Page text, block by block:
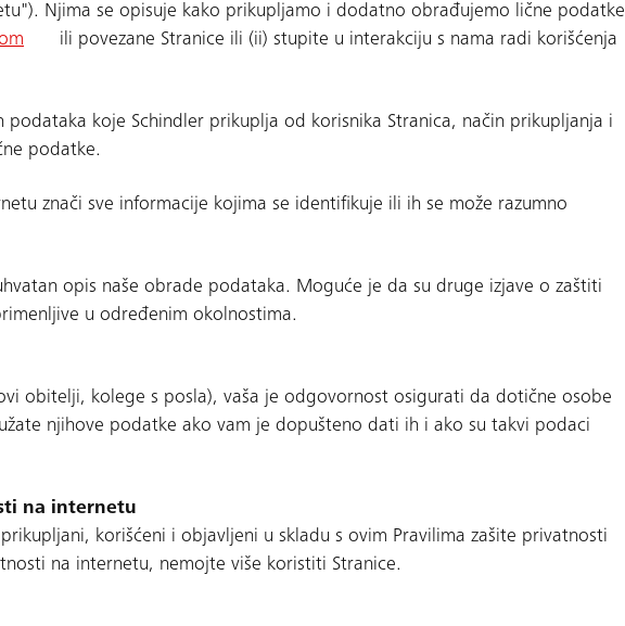
Njima se opisuje kako prikupljamo i dodatno obrađujemo lične podatke
ili povezane Stranice ili (ii) stupite u interakciju s nama radi korišćenja
koje Schindler prikuplja od korisnika Stranica, način prikupljanja i
podatke.
znači sve informacije kojima se identifikuje ili ih se može razumno
opis naše obrade podataka. Moguće je da su druge izjave o zaštiti
u određenim okolnostima.
obitelji, kolege s posla), vaša je odgovornost osigurati da dotične osobe
njihove podatke ako vam je dopušteno dati ih i ako su takvi podaci
na internetu
korišćeni i objavljeni u skladu s ovim Pravilima zašite privatnosti
na internetu, nemojte više koristiti Stranice.